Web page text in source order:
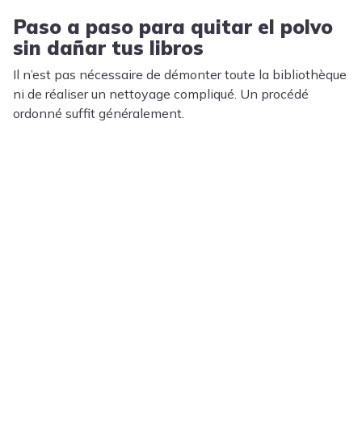
Paso a paso para quitar el polvo
sin dañar tus libros
Il n’est pas nécessaire de démonter toute la bibliothèque
ni de réaliser un nettoyage compliqué. Un procédé
ordonné suffit généralement.